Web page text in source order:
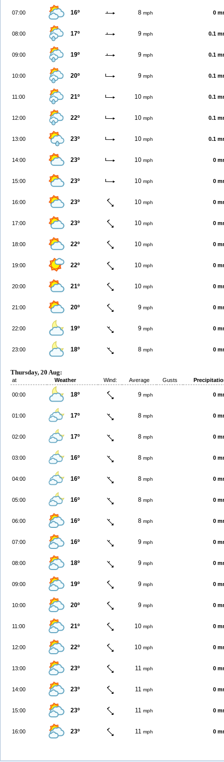
07:00 16º 8 mph 0
08:00 17º 9 mph 0.1
09:00 19º 9 mph 0.1
10:00 20º 9 mph 0.1
11:00 21º 10 mph 0.1
12:00 22º 10 mph 0.1
13:00 23º 10 mph 0.1
14:00 23º 10 mph 0
15:00 23º 10 mph 0
16:00 23º 10 mph 0
17:00 23º 10 mph 0
18:00 22º 10 mph 0
19:00 22º 10 mph 0
20:00 21º 10 mph 0
21:00 20º 9 mph 0
22:00 19º 9 mph 0
23:00 18º 8 mph 0
Thursday, 20 Aug:
at Weather Wind: Average Gusts
00:00 18º 9 mph 0
01:00 17º 8 mph 0
02:00 17º 8 mph 0
03:00 16º 8 mph 0
04:00 16º 8 mph 0
05:00 16º 8 mph 0
06:00 16º 8 mph 0
07:00 16º 9 mph 0
08:00 18º 9 mph 0
09:00 19º 9 mph 0
10:00 20º 9 mph 0
11:00 21º 10 mph 0
12:00 22º 10 mph 0
13:00 23º 11 mph 0
14:00 23º 11 mph 0
15:00 23º 11 mph 0
16:00 23º 11 mph 0